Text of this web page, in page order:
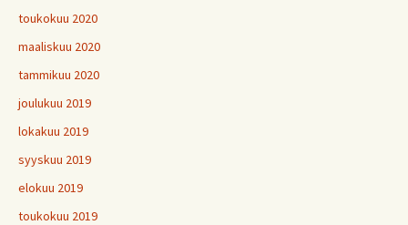
toukokuu 2020
maaliskuu 2020
tammikuu 2020
joulukuu 2019
lokakuu 2019
syyskuu 2019
elokuu 2019
toukokuu 2019